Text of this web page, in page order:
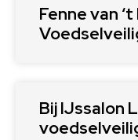
Fenne van
Bij IJssalon